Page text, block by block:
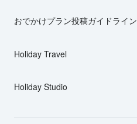
おでかけプラン投稿ガイドライン
Holiday Travel
Holiday Studio